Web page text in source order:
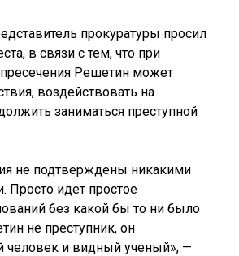
прокуратуры просил
в связи с тем, что при
Решетин может
воздействовать на
заниматься преступной
не подтверждены никакими
Просто идет простое
без какой бы то ни было
не преступник, он
человек и видный ученый», —